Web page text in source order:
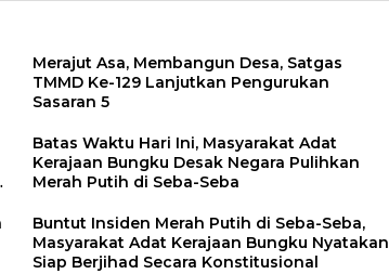
Merajut Asa, Membangun Desa, Satgas
TMMD Ke-129 Lanjutkan Pengurukan
Sasaran 5
Batas Waktu Hari Ini, Masyarakat Adat
Kerajaan Bungku Desak Negara Pulihkan
Merah Putih di Seba-Seba
Buntut Insiden Merah Putih di Seba-Seba,
Masyarakat Adat Kerajaan Bungku Nyatakan
Siap Berjihad Secara Konstitusional